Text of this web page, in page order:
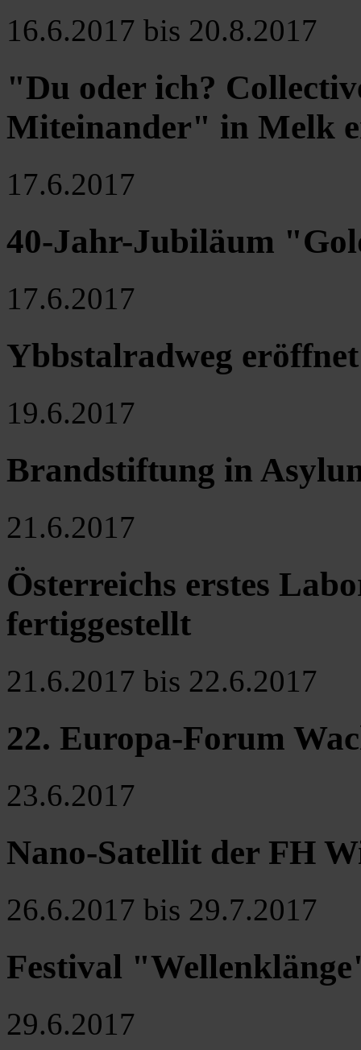
16.6.2017 bis 20.8.2017
"Du oder ich?
Miteinander" in Melk
17.6.2017
40-Jahr-Jubiläum
17.6.2017
Ybbstalradweg eröffnet
19.6.2017
Brandstiftung in
21.6.2017
Österreichs erstes
fertiggestellt
21.6.2017 bis 22.6.2017
22. Europa-Forum
23.6.2017
Nano-Satellit der FH
26.6.2017 bis 29.7.2017
Festival
29.6.2017